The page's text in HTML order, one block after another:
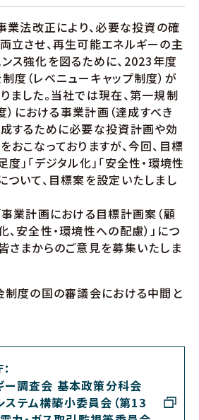
法改正により、必要な投資の確
立させ、再生可能エネルギーの主
ス強化を図るために、2023年度
度（レベニューキャップ制度）が
ました。当社では現在、第一規制
における事業計画（達成すべき
するために必要な投資計画や効
おこなっておりますが、今回、目標
」「デジタル化」「安全性・環境性
ついて、目標案を設定いたしまし
事業計画における目標計画案（顧
、安全性・環境性への配慮）」につ
さまからのご意見を募集いたしま
制度の国の審議会における中間と
ー調査会 基本政策分科会
テム構築小委員会（第13